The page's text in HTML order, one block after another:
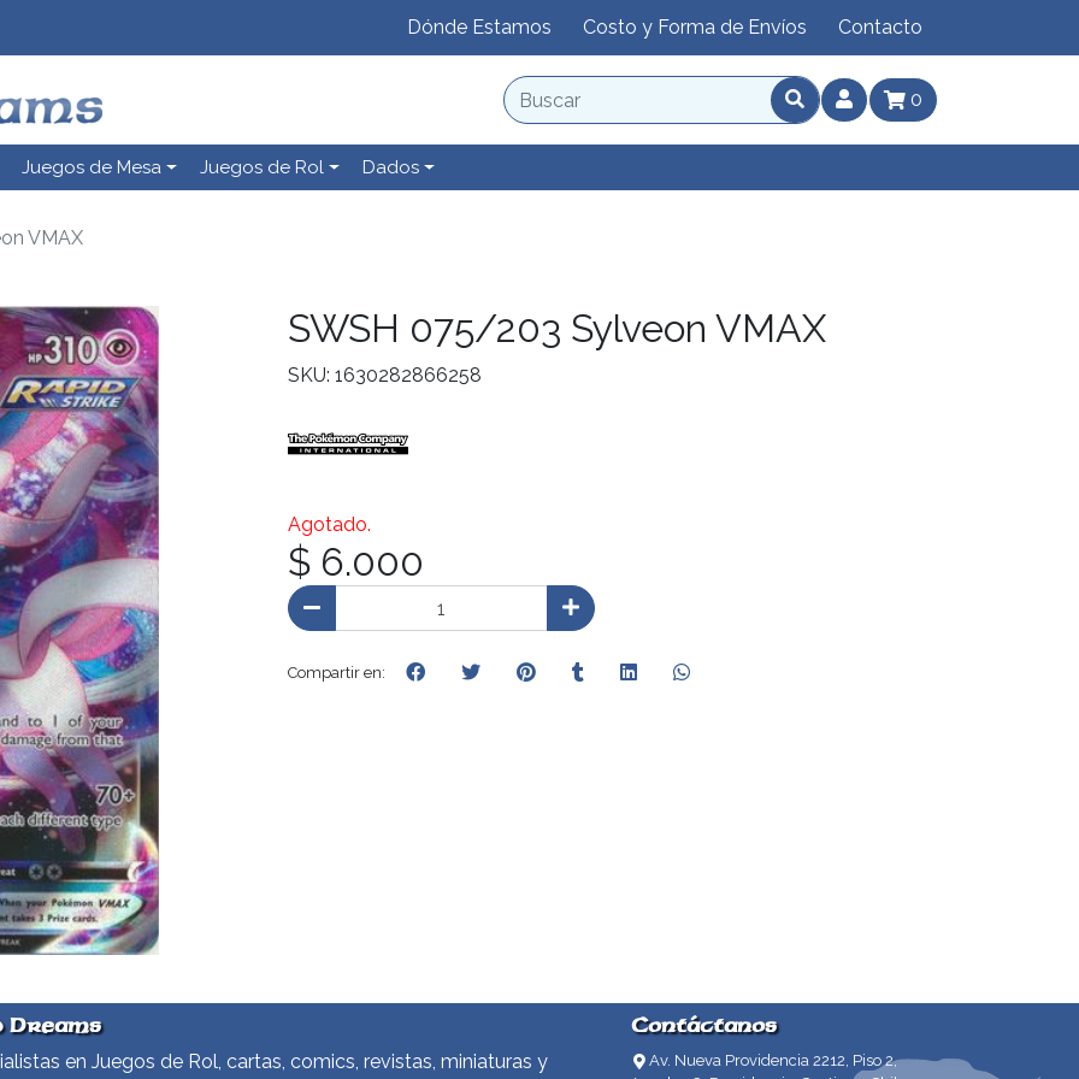
Dónde Estamos Costo y Forma de Envíos Contacto
0
Juegos de Mesa Juegos de Rol Dados
VMAX
SWSH 075/203 Sylveon VMAX
SKU: 1630282866258
Agotado.
$ 6.000
Compartir en:
Dreams
en Juegos de Rol, cartas, comics, revistas, miniaturas y
Contáctanos
Av. Nueva Providencia 2212, Piso 2,